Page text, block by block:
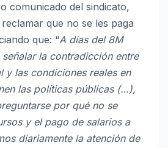
comunicado del sindicato,
que no se les paga
que: “A días del 8M
la contradicción entre
y las condiciones reales en
las políticas públicas (…),
por qué no se
y el pago de salarios a
diariamente la atención de